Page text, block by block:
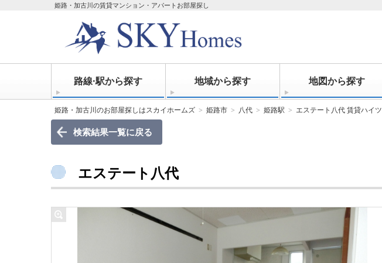
姫路・加古川の賃貸マンション・アパートお部屋探し
路線·駅から探す 地域から探す 地図から探す
姫路・加古川のお部屋探しはスカイホームズ 姫路市 八代 姫路駅 エステート八代 賃貸ハイツ
検索結果一覧に戻る
エステート八代